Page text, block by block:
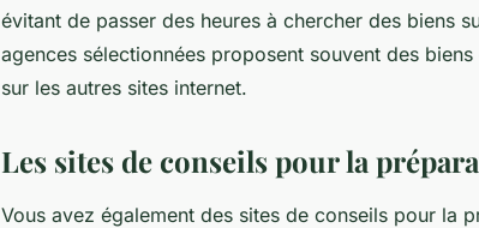
évitant de passer des heures à chercher des biens
agences sélectionnées proposent souvent des
sur les autres sites internet.
Les sites de conseils pour la
Vous avez également des sites de conseils pour la